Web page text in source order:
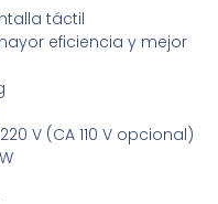
táctil
eficiencia y mejor
V (CA 110 V opcional)